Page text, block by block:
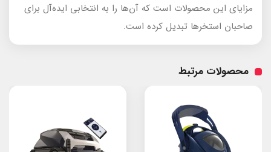
مزایای این محصولات است که آن‌ها را به انتخابی ایده‌آل برای
صاحبان استخرها تبدیل کرده است.
محصولات مرتبط